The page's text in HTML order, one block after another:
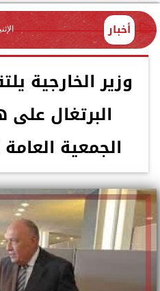
أخبار الإثنين،
وزير الخارجية
البرتغال
الجمعية